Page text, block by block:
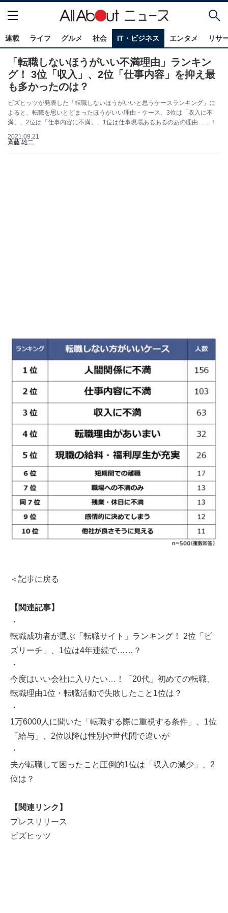
連載 ライフ グルメ 社会 IT・ビジネス エンタメ リサ
「転職しないほうがいい不満理由」ランキン
グ！ 3位「収入」、2位「仕事内容」を抑え最
も多かったのは？
ビズヒッツが発表した「転職しないほうがいいと思うケースランキング」に
よると、転職を思いとどまったほうがいい理由・ケース、3位は「収入に不
満」、2位は「仕事内容に不満」、1位は仕事現場あるあるのあの理由……！
2021.09.21
斉藤 雄二
＜記事に戻る
【関連記事】
・
転職成功者が選ぶ「転職サイト」ランキング！ 2位「ビ
ズリーチ」、1位は4年連続で……？
・
今度はいい会社に入りたい…！「20代」初めての転職、
転職理由1位・転職活動で失敗したこと1位は？
・
1万6000人に聞いた「転職する際に重視する条件」、1位
「給与」、2位以降は性別や世代間で違いが
・
夫が転職して困ったこと圧倒的1位は「収入の減少」、2
位は？
【関連リンク】
プレスリリース
ビズヒッツ